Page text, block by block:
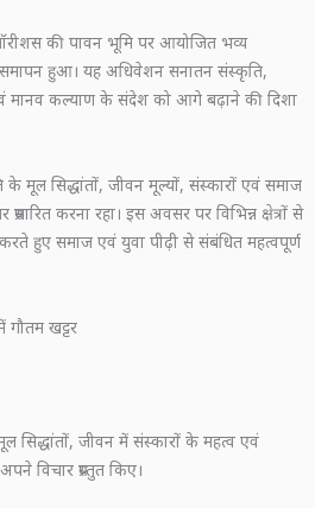
मॉरीशस की पावन भूमि पर आयोजित भव्य
हुआ। यह अधिवेशन सनातन संस्कृति,
मानव कल्याण के संदेश को आगे बढ़ाने की दिशा
के मूल सिद्धांतों, जीवन मूल्यों, संस्कारों एवं समाज
करना रहा। इस अवसर पर विभिन्न क्षेत्रों से
हुए समाज एवं युवा पीढ़ी से संबंधित महत्वपूर्ण
खट्टर
सिद्धांतों, जीवन में संस्कारों के महत्व एवं
विचार प्रस्तुत किए।